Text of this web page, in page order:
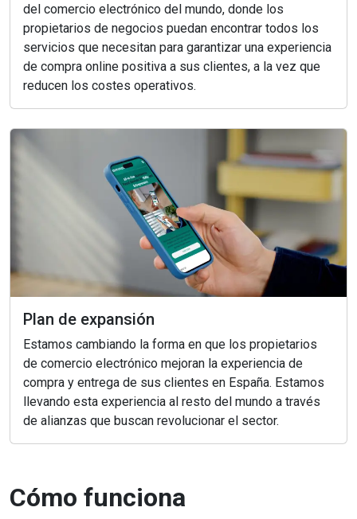
del comercio electrónico del mundo, donde los
propietarios de negocios puedan encontrar todos los
servicios que necesitan para garantizar una experiencia
de compra online positiva a sus clientes, a la vez que
reducen los costes operativos.
Plan de expansión
Estamos cambiando la forma en que los propietarios
de comercio electrónico mejoran la experiencia de
compra y entrega de sus clientes en España. Estamos
llevando esta experiencia al resto del mundo a través
de alianzas que buscan revolucionar el sector.
Cómo funciona